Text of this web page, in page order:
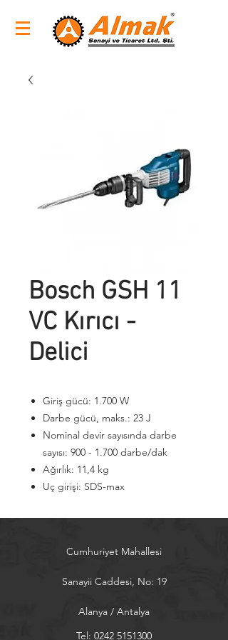
Bosch GSH 11
VC Kırıcı -
Delici
Giriş gücü: 1.700 W
Darbe gücü, maks.: 23 J
Nominal devir sayısında darbe
sayısı: 900 - 1.700 darbe/dak
Ağırlık: 11,4 kg
Uç girişi: SDS-max
Cumhuriyet Mahallesi
Sanayii Caddesi, No: 19
Alanya / Antalya
Tel: 0242 5151300